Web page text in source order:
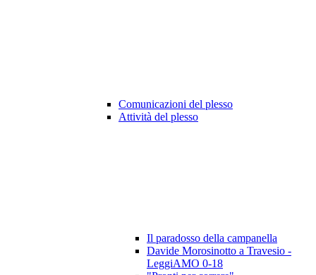
Comunicazioni del plesso
Attività del plesso
Il paradosso della campanella
Davide Morosinotto a Travesio -
LeggiAMO 0-18